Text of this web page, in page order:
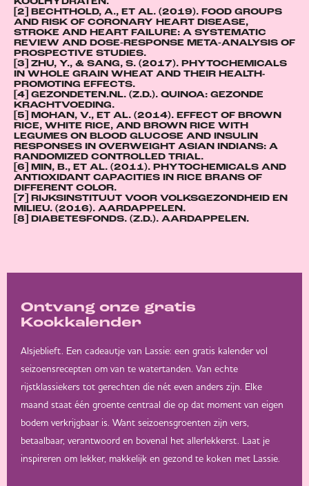
[2] BECHTHOLD, A., ET AL. (2019). FOOD GROUPS
AND RISK OF CORONARY HEART DISEASE,
STROKE AND HEART FAILURE: A SYSTEMATIC
REVIEW AND DOSE-RESPONSE META-ANALYSIS OF
PROSPECTIVE STUDIES.
[3] ZHU, Y., & SANG, S. (2017). PHYTOCHEMICALS
IN WHOLE GRAIN WHEAT AND THEIR HEALTH‐
PROMOTING EFFECTS.
[4] GEZONDETEN.NL. (Z.D.). QUINOA: GEZONDE
KRACHTVOEDING.
[5] MOHAN, V., ET AL. (2014). EFFECT OF BROWN
RICE, WHITE RICE, AND BROWN RICE WITH
LEGUMES ON BLOOD GLUCOSE AND INSULIN
RESPONSES IN OVERWEIGHT ASIAN INDIANS: A
RANDOMIZED CONTROLLED TRIAL.
[6] MIN, B., ET AL. (2011). PHYTOCHEMICALS AND
ANTIOXIDANT CAPACITIES IN RICE BRANS OF
DIFFERENT COLOR.
[7] RIJKSINSTITUUT VOOR VOLKSGEZONDHEID EN
MILIEU. (2016). AARDAPPELEN.
[8] DIABETESFONDS. (Z.D.). AARDAPPELEN.
Ontvang onze gratis
Kookkalender
Alsjeblieft. Een cadeautje van Lassie: een gratis kalender vol
seizoensrecepten om van te watertanden. Van echte
rijstklassiekers tot gerechten die nét even anders zijn. Elke
maand staat één groente centraal die op dat moment van eigen
bodem verkrijgbaar is. Want seizoensgroenten zijn vers,
betaalbaar, verantwoord en bovenal het allerlekkerst. Laat je
inspireren om lekker, makkelijk en gezond te koken met Lassie.